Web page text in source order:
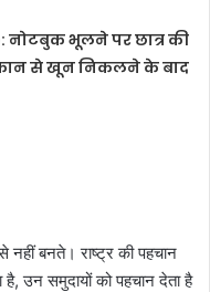
नोटबुक भूलने पर छात्र की
से खून निकलने के बाद
नहीं बनते। राष्ट्र की पहचान
है, उन समुदायों को पहचान देता है